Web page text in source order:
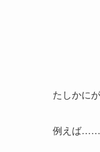
たしかに
例えば……